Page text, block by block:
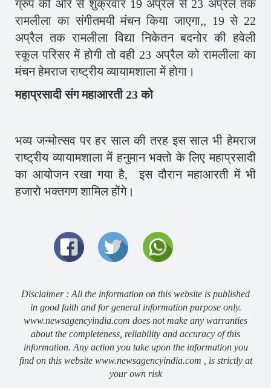
ग्रुप की ओर से शुक्रवार 19 अप्रैल से 23 अप्रैल तक
रामलीला का संगीतमयी मंचन किया जाएगा,, 19 से 22
अप्रैल तक रामलीला विद्या निकेतन बदनोर की हवेली
स्कूल परिसर में होगी तो वही 23 अप्रैल को रामलीला का
मंचन हेमराज राष्ट्रीय व्यायामशाला में होगा।
महाप्रसादी संग महाआरती 23 को
भव्य जन्मोत्सव पर हर साल की तरह इस साल भी हेमराज
राष्ट्रीय व्यायामशाला में हनुमान भक्तो के लिए महाप्रसादी
का आयोजन रखा गया है, इस दौरान महाआरती में भी
हजारो भक्तगण शामिल होंगे।
Disclaimer : All the information on this website is published
in good faith and for general information purpose only.
www.newsagencyindia.com does not make any warranties
about the completeness, reliability and accuracy of this
information. Any action you take upon the information you
find on this website www.newsagencyindia.com , is strictly at
your own risk